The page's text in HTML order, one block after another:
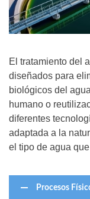
El tratamiento del
diseñados para
biológicos del
humano o
diferentes
adaptada a la
el tipo de agua
Procesos